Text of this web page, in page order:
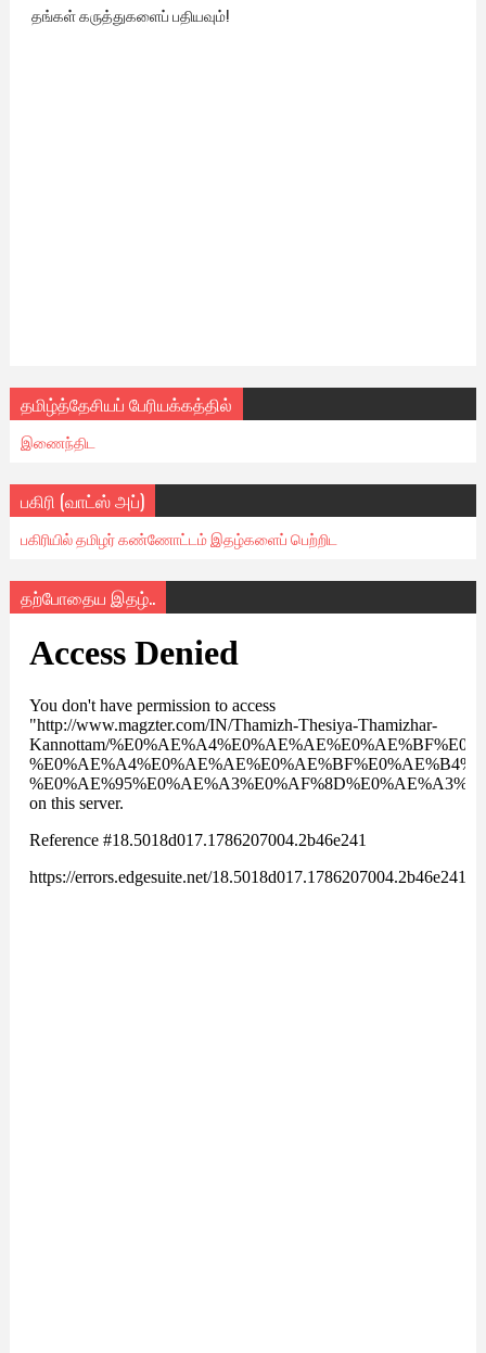
தங்கள் கருத்துகளைப் பதியவும்!
தமிழ்த்தேசியப் பேரியக்கத்தில்
இணைந்திட
பகிரி (வாட்ஸ் அப்)
பகிரியில் தமிழர் கண்ணோட்டம் இதழ்களைப் பெற்றிட
தற்போதைய இதழ்..